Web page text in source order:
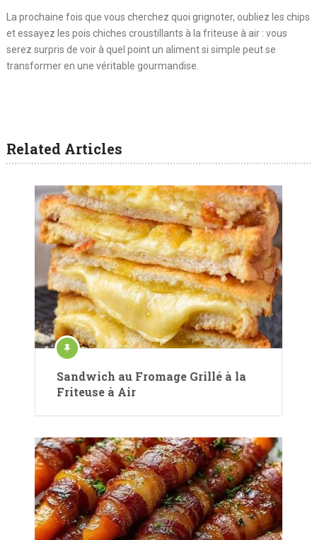
La prochaine fois que vous cherchez quoi grignoter, oubliez les chips
et essayez les pois chiches croustillants à la friteuse à air : vous
serez surpris de voir à quel point un aliment si simple peut se
transformer en une véritable gourmandise.
Related Articles
Sandwich au Fromage Grillé à la
Friteuse à Air